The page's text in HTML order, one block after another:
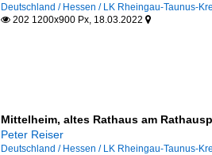
Deutschland / Hessen / LK Rheingau-Taunus-
202 1200x900 Px, 18.03.2022 
Mittelheim, altes Rathaus am
Peter Reiser
Deutschland / Hessen / LK Rheingau-Taunus-